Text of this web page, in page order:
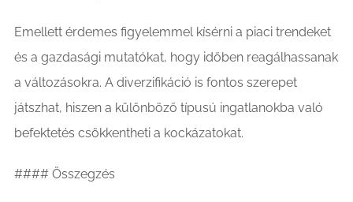
Emellett érdemes figyelemmel kísérni a piaci trendeket
és a gazdasági mutatókat, hogy időben reagálhassanak
a változásokra. A diverzifikáció is fontos szerepet
játszhat, hiszen a különböző típusú ingatlanokba való
befektetés csökkentheti a kockázatokat.
#### Összegzés